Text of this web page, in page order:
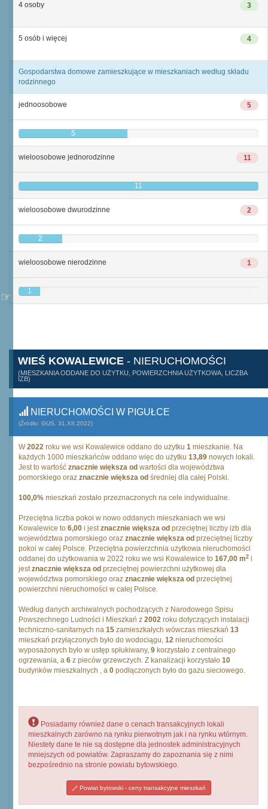
3
4 osoby
4
5 osób i więcej
Gospodarstwa domowe zamieszkujące w mieszkaniach według składu
rodzinnego
5
jednoosobowe
5
11
wieloosobowe jednorodzinne
11
2
wieloosobowe dwurodzinne
2
1
wieloosobowe nierodzinne
1
WIEŚ KOWALEWICE - NIERUCHOMOŚCI
(MIESZKANIA ODDANE DO UŻYTKU, POWIERZCHNIA UŻYTKOWA, LICZBA
IZB)
NIERUCHOMOŚCI W PIGUŁCE
(Źródło: GUS, 31.XII.2022)
W2022 roku we wsi Kowalewice oddano do użytku 1 mieszkanie. Na
każdych 1000 mieszkańców oddano więc do użytku 13,89 nowych lokali.
Jest to wartość znacznie większa od wartości dla województwa
pomorskiego oraz znacznie większa od średniej dla całej Polski.
100,0% mieszkań zostało przeznaczonych na cele indywidualne.
Przeciętna liczba pokoi w nowo oddanych mieszkaniach we wsi
Kowalewice to 6,00 i jestznacznie większa od przeciętnej liczby izb dla
województwa pomorskiego oraz znacznie większa od przeciętnej liczby
pokoi w całej Polsce. Przeciętna powierzchnia użytkowa nieruchomości
oddanej do użytkowania w 2022 roku we wsi Kowalewice to 167,00 m2 i
jestznacznie większa od przeciętnej powierzchni użytkowej dla
województwa pomorskiego oraz znacznie większa od przeciętnej
powierzchni nieruchomości w całej Polsce.
Według danych archiwalnych pochodzących z Narodowego Spisu
Powszechnego Ludności i Mieszkań z 2002 roku dotyczących instalacji
techniczno-sanitarnych na 15 zamieszkałych wówczas mieszkań 13
mieszkań przyłączonych było do wodociągu, 12 nieruchomości
wyposażonych było w ustęp spłukiwany, 9 korzystało z centralnego
ogrzewania, a 6 z pieców grzewczych. Z kanalizacji korzystało 10
budynków mieszkalnych , a 0 podłączonych było do gazu sieciowego.
Posiadamy również dane o cenach transakcyjnych lokali
mieszkalnych zarówno na rynku pierwotnym jak i na rynku wtórnym.
Niestety dane te nie są dostępne dla jednostek administracyjnych
mniejszych od powiatów. Zapraszamy do zapoznania się z nimi
bezpośrednio na stronie powiatu bytowskiego.
Powiat bytowski - ceny transakcyjne mieszkań